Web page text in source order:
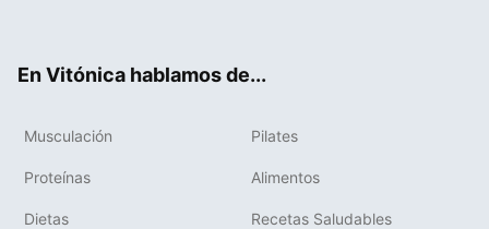
En Vitónica hablamos de...
Musculación Pilates
Proteínas Alimentos
Dietas Recetas Saludables